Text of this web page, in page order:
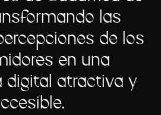
las
de los
en una
digital atractiva y